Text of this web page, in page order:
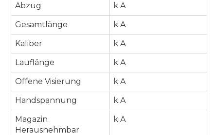
Abzug
k.A
Gesamtlänge k.A
Kaliber k.A
Lauflänge k.A
Offene Visierung k.A
Handspannung k.A
Magazin
Herausnehmbar
k.A